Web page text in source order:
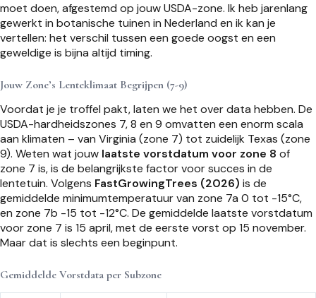
moet doen, afgestemd op jouw USDA-zone. Ik heb jarenlang
gewerkt in botanische tuinen in Nederland en ik kan je
vertellen: het verschil tussen een goede oogst en een
geweldige is bijna altijd timing.
Jouw Zone’s Lenteklimaat Begrijpen (7-9)
Voordat je je troffel pakt, laten we het over data hebben. De
USDA-hardheidszones 7, 8 en 9 omvatten een enorm scala
aan klimaten – van Virginia (zone 7) tot zuidelijk Texas (zone
9). Weten wat jouw laatste vorstdatum voor zone 8 of
zone 7 is, is de belangrijkste factor voor succes in de
lentetuin. Volgens FastGrowingTrees (2026) is de
gemiddelde minimumtemperatuur van zone 7a 0 tot -15°C,
en zone 7b -15 tot -12°C. De gemiddelde laatste vorstdatum
voor zone 7 is 15 april, met de eerste vorst op 15 november.
Maar dat is slechts een beginpunt.
Gemiddelde Vorstdata per Subzone